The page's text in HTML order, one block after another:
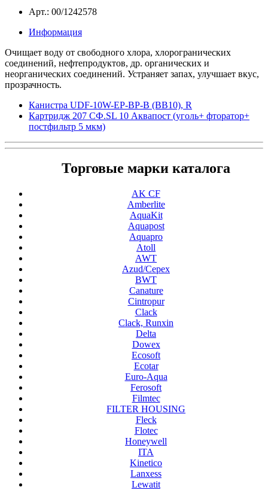
Арт.: 00/1242578
Информация
Очищает воду от свободного хлора, хлорогранических
соединений, нефтепродуктов, др. органических и
неорганических соединений. Устраняет запах, улучшает вкус,
прозрачность.
Канистра UDF-10W-EР-BP-B (ВВ10), R
Картридж 207 СФ.SL 10 Аквапост (уголь+ фторатор+
постфильтр 5 мкм)
Торговые марки каталога
AK CF
Amberlite
AquaKit
Aquapost
Aquapro
Atoll
AWT
Azud/Cepex
BWT
Canature
Cintropur
Clack
Clack, Runxin
Delta
Dowex
Ecosoft
Ecotar
Euro-Aqua
Ferosoft
Filmtec
FILTER HOUSING
Fleck
Flotec
Honeywell
ITA
Kinetico
Lanxess
Lewatit